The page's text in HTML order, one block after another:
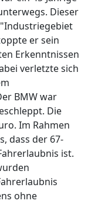
Dieser
er sein
Erkenntnissen
verletzte sich
BMW war
Die
Im Rahmen
dass der 67-
ist.
ohne